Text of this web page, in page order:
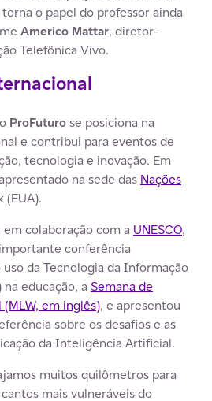
o papel do professor ainda
Americo Mattar, diretor-
Telefônica Vivo.
ProFuturo se posiciona na
e contribui para eventos de
tecnologia e inovação. Em
na sede das Nações
(EUA).
colaboração com a UNESCO,
conferência
da Tecnologia da Informação
educação, a Semana de
em inglês), e apresentou
sobre os desafios e as
da Inteligência Artificial.
muitos quilômetros para
mais vulneráveis do